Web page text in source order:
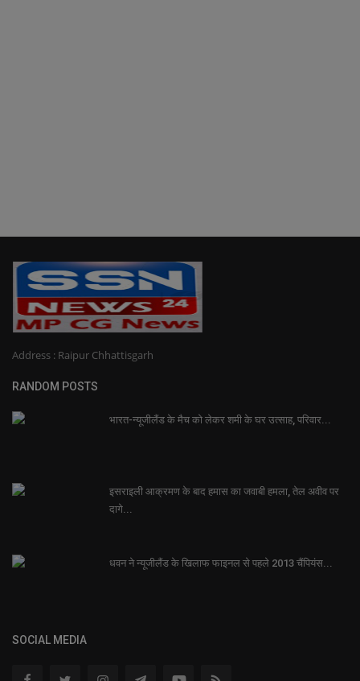
Address : Raipur Chhattisgarh
RANDOM POSTS
भारत-न्यूजीलैंड के मैच को लेकर शमी के घर उत्साह, परिवार...
इसराइली आक्रमण के बाद हमास का जवाबी हमला, तेल अवीव पर
दागे...
धवन ने न्यूजीलैंड के खिलाफ फाइनल से पहले 2013 चैंपियंस...
SOCIAL MEDIA